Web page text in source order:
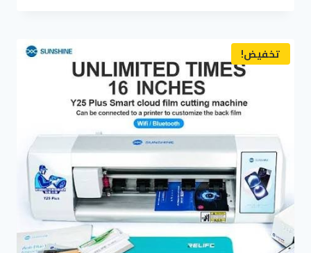
تخفيض!